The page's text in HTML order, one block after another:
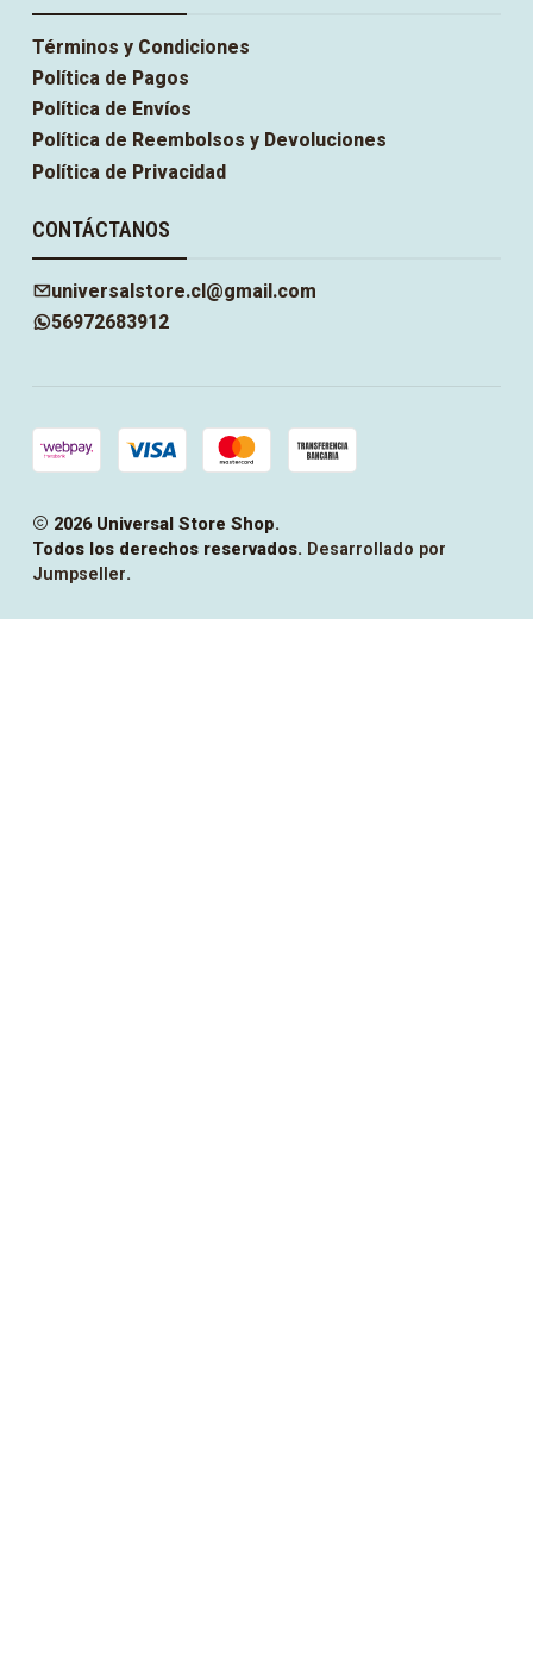
Términos y Condiciones
Política de Pagos
Política de Envíos
Política de Reembolsos y Devoluciones
Política de Privacidad
CONTÁCTANOS
universalstore.cl@gmail.com
56972683912
2026 Universal Store Shop.
Todos los derechos reservados. Desarrollado por
Jumpseller.